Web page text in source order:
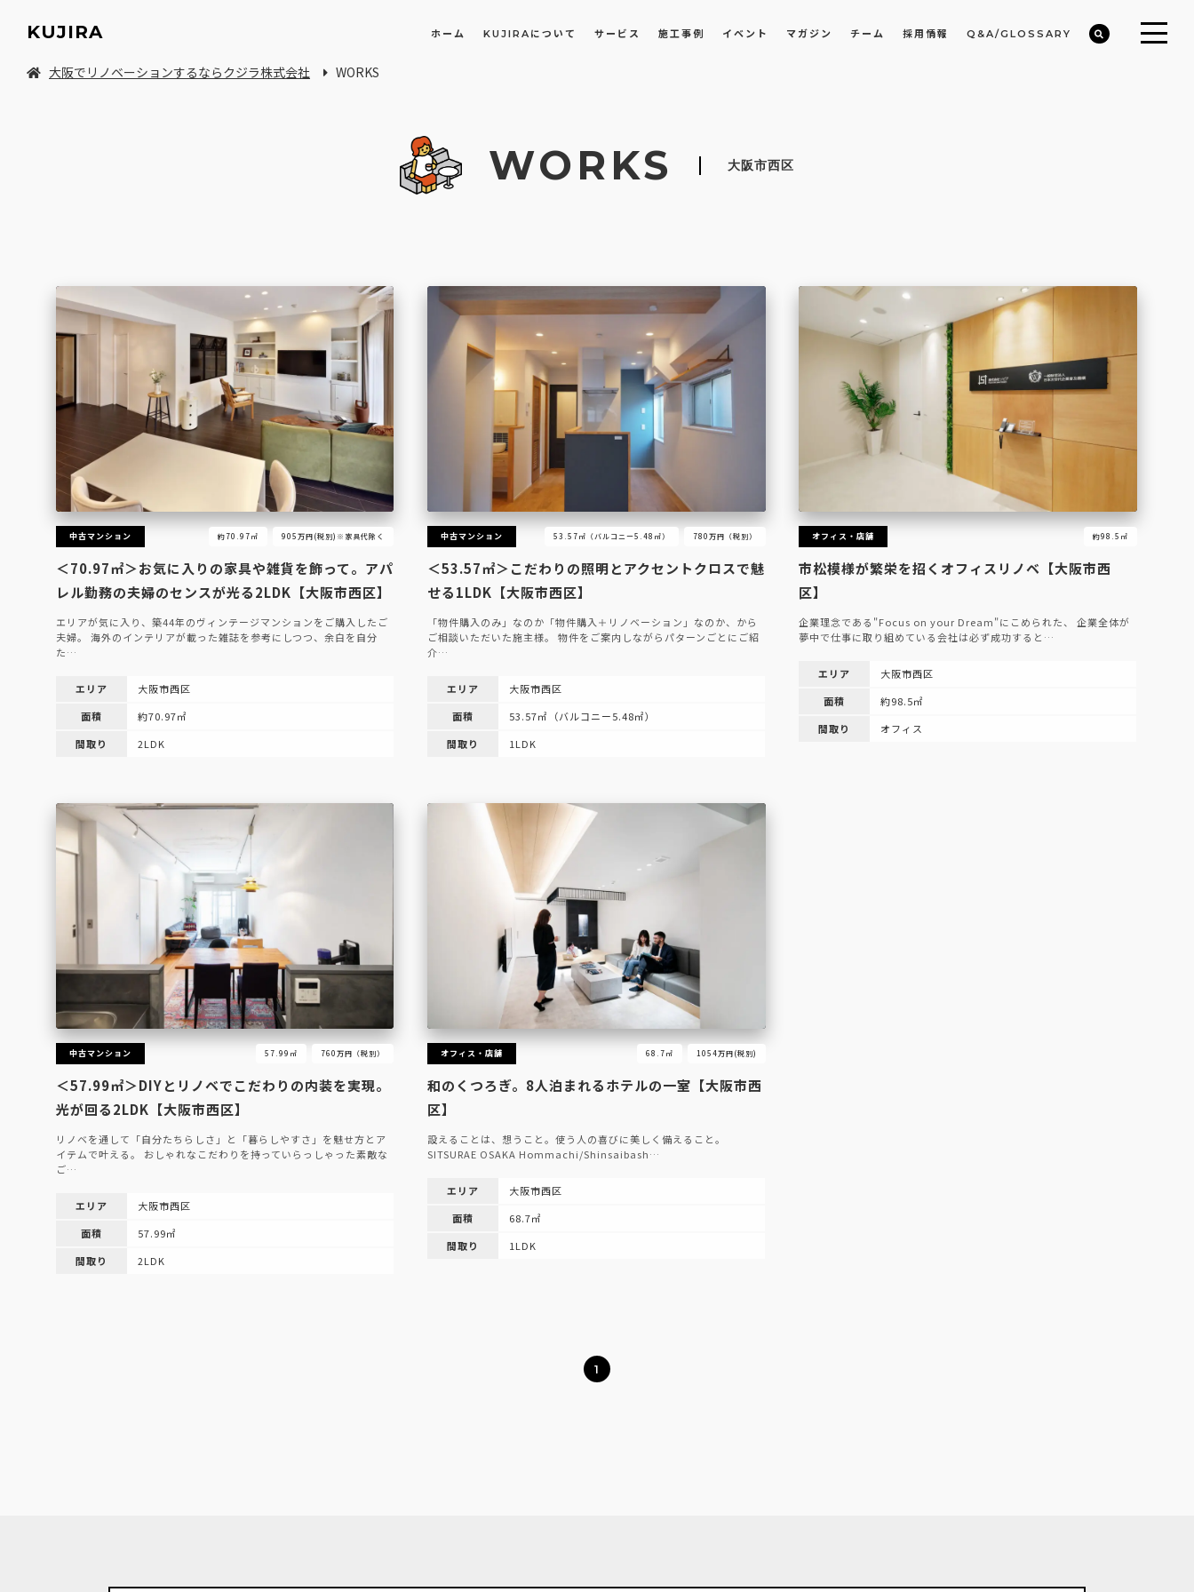
KUJIRA ホーム KUJIRAについて サービス 施工事例 イベント マガジン チーム 採用情報 Q&A/GLOSSARY
大阪でリノベーションするならクジラ株式会社 WORKS
WORKS 大阪市西区
中古マンション 約70.97㎡ 905万円(税別)※家具代除く
＜70.97㎡＞お気に入りの家具や雑貨を飾って。アパ
レル勤務の夫婦のセンスが光る2LDK【大阪市西区】
エリアが気に入り、築44年のヴィンテージマンションをご購入したご
夫婦。 海外のインテリアが載った雑誌を参考にしつつ、余白を自分
た…
エリア
大阪市西区
面積
約70.97㎡
間取り
2LDK
中古マンション 53.57㎡（バルコニー5.48㎡） 780万円（税別）
＜53.57㎡＞こだわりの照明とアクセントクロスで魅
せる1LDK【大阪市西区】
「物件購入のみ」なのか「物件購入＋リノベーション」なのか、から
ご相談いただいた施主様。 物件をご案内しながらパターンごとにご紹
介…
エリア
大阪市西区
面積
53.57㎡（バルコニー5.48㎡）
間取り
1LDK
オフィス・店舗 約98.5㎡
市松模様が繁栄を招くオフィスリノベ【大阪市西
区】
企業理念である"Focus on your Dream"にこめられた、 企業全体が
夢中で仕事に取り組めている会社は必ず成功すると…
エリア
大阪市西区
面積
約98.5㎡
間取り
オフィス
中古マンション 57.99㎡ 760万円（税別）
＜57.99㎡＞DIYとリノベでこだわりの内装を実現。
光が回る2LDK【大阪市西区】
リノベを通して「自分たちらしさ」と「暮らしやすさ」を魅せ方とア
イテムで叶える。 おしゃれなこだわりを持っていらっしゃった素敵な
ご…
エリア
大阪市西区
面積
57.99㎡
間取り
2LDK
オフィス・店舗 68.7㎡ 1054万円(税別)
和のくつろぎ。8人泊まれるホテルの一室【大阪市西
区】
設えることは、想うこと。使う人の喜びに美しく備えること。
SITSURAE OSAKA Hommachi/Shinsaibash…
エリア
大阪市西区
面積
68.7㎡
間取り
1LDK
1